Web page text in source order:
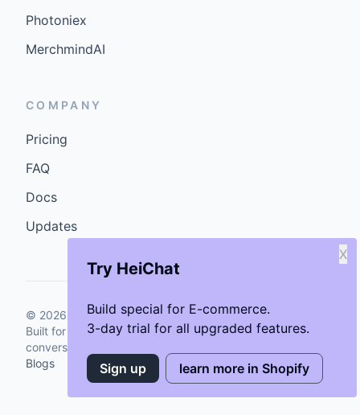
Try HeiChat
Build special for E-commerce.
3-day trial for all upgraded features.
X
Sign up learn more in Shopify
Photoniex
MerchmindAI
COMPANY
Pricing
FAQ
Docs
Updates
© 2026 GenCybers Inc. All rights reserved.
Built for storefronts that want faster answers and cleaner
conversions.
Blogs